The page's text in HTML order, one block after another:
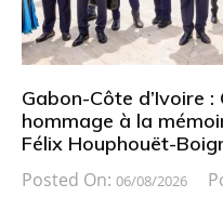
Gabon-Côte d’Ivoire
hommage à la
Félix Houphouët-
Posted On: 06/08/2026